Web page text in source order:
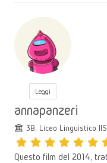
Leggi
annapanzeri
3B, Liceo Linguistico
Questo film del 2014,